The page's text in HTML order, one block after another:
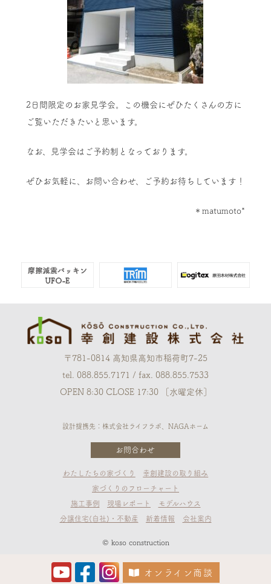
オンライン商談
2日間限定のお家見学会。この機会にぜひたくさんの方に
ご覧いただきたいと思います。
なお、見学会はご予約制となっております。
ぜひお気軽に、お問い合わせ、ご予約お待ちしています！
＊matumoto*
〒781-0814 高知県高知市稲荷町7-25
tel. 088.855.7171 / fax. 088.855.7533
OPEN 8:30 CLOSE 17:30 ［水曜定休］
設計提携先：株式会社ライフラボ、NAGAホーム
お問合わせ
わたしたちの家づくり 幸創建設の取り組み
家づくりのフローチャート
施工事例 現場レポート モデルハウス
分譲住宅(自社)・不動産 新着情報 会社案内
© koso construction